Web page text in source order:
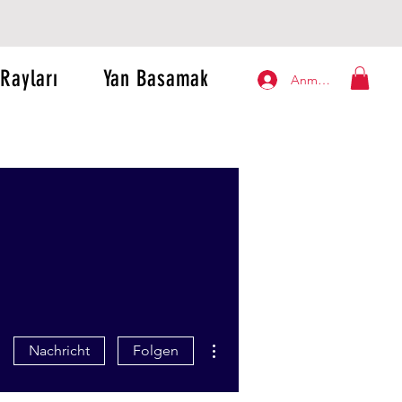
Anmelden
Yan Basamak
Nachricht Folgen